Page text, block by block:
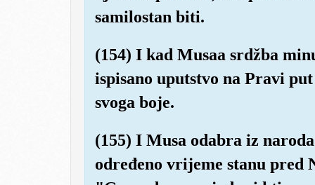
samilostan biti.
(154) I kad Musaa srdžba
ispisano uputstvo na Pravi
svoga boje.
(155) I Musa odabra iz
određeno vrijeme stanu pred